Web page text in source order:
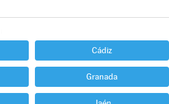
Cádiz
Granada